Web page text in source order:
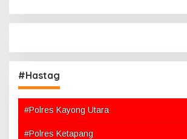
#Hastag
#Polres Kayong Utara
#Polres Ketapang